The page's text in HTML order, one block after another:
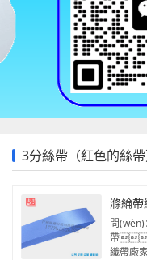
3分絲帶（紅色的絲
滌綸帶
問
帶
織帶廠